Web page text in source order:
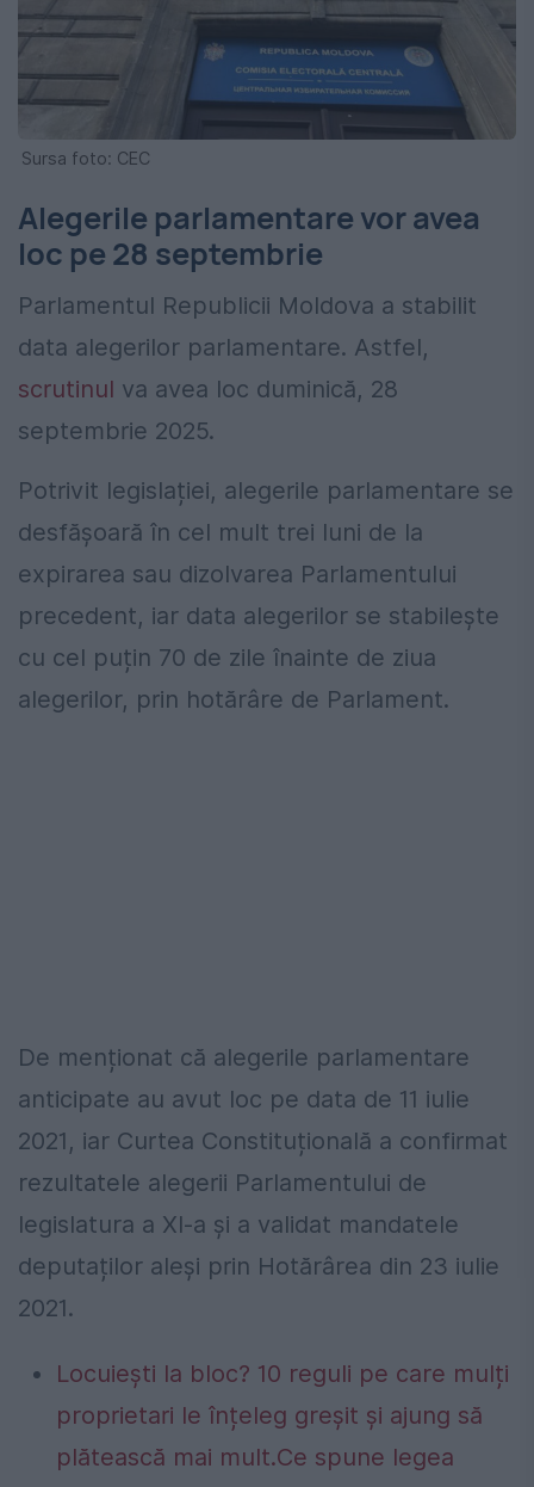
Sursa foto: CEC
Alegerile parlamentare vor avea
loc pe 28 septembrie
Parlamentul Republicii Moldova a stabilit
data alegerilor parlamentare. Astfel,
scrutinul va avea loc duminică, 28
septembrie 2025.
Potrivit legislației, alegerile parlamentare se
desfășoară în cel mult trei luni de la
expirarea sau dizolvarea Parlamentului
precedent, iar data alegerilor se stabilește
cu cel puțin 70 de zile înainte de ziua
alegerilor, prin hotărâre de Parlament.
De menționat că alegerile parlamentare
anticipate au avut loc pe data de 11 iulie
2021, iar Curtea Constituțională a confirmat
rezultatele alegerii Parlamentului de
legislatura a XI-a și a validat mandatele
deputaților aleși prin Hotărârea din 23 iulie
2021.
Locuiești la bloc? 10 reguli pe care mulți
proprietari le înțeleg greșit și ajung să
plătească mai mult.Ce spune legea